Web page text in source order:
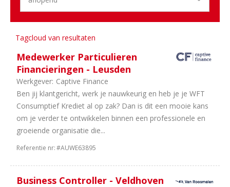
Aantal
uren
overleg
40
uur
38
uur
32
Tagcloud van resultaten
Medewerker Particulieren
Financieringen - Leusden
Werkgever: Captive Finance
Ben jij klantgericht, werk je nauwkeurig en heb je je WFT
Consumptief Krediet al op zak? Dan is dit een mooie kans
om je verder te ontwikkelen binnen een professionele en
groeiende organisatie die...
Referentie nr:#AUWE63895
Business Controller - Veldhoven